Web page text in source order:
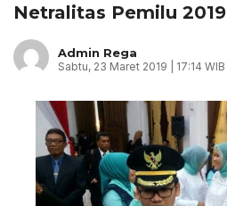
Netralitas Pemilu 2019
Admin Rega
Sabtu, 23 Maret 2019 | 17:14 WIB